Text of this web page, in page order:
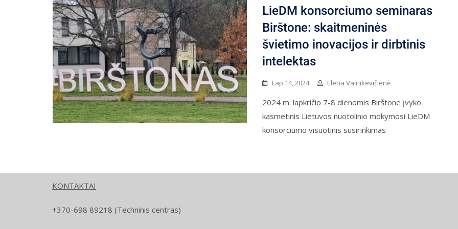
LieDM konsorciumo seminaras
Birštone: skaitmeninės
švietimo inovacijos ir dirbtinis
intelektas
Lap 14, 2024 Elena Vainikevičienė
2024 m. lapkričio 7-8 dienomis Birštone įvyko
kasmetinis Lietuvos nuotolinio mokymosi LieDM
konsorciumo visuotinis susirinkimas
KONTAKTAI
+370-698 89218 (Techninis centras)